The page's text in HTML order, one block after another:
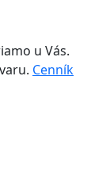
u Vás.
Cenník